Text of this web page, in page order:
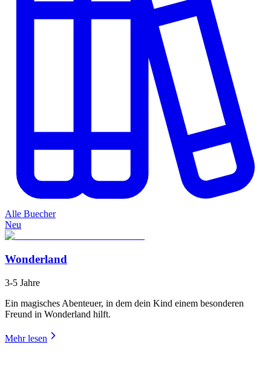
Alle Buecher
Neu
Wonderland
3-5 Jahre
Ein magisches Abenteuer, in dem dein Kind einem besonderen
Freund in Wonderland hilft.
Mehr lesen